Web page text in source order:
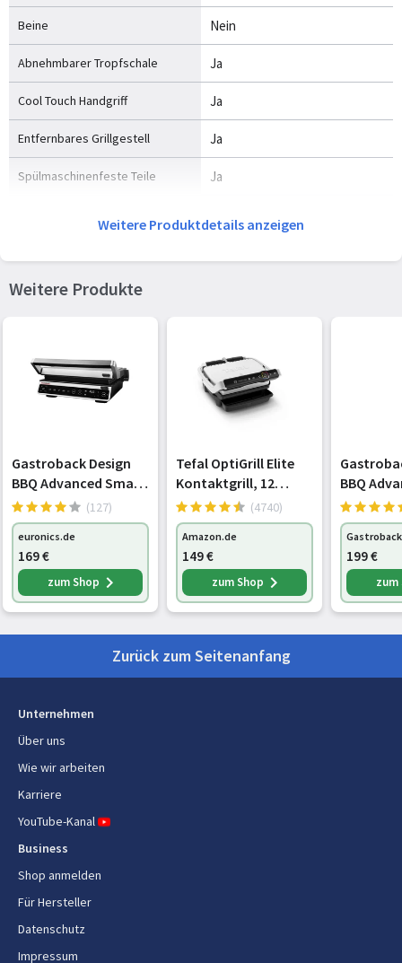
Beine Nein
Abnehmbarer Tropfschale Ja
Cool Touch Handgriff Ja
Entfernbares Grillgestell Ja
Spülmaschinenfeste Teile Ja
Beleuchteter An-/Aus-Schalter
Anzeigelicht Ja
Einbaufähigkeit Nein
Verpackungsdaten
Verpackungsbreite 210 mm
Verpackungstiefe 383 mm
Verpackungshöhe 388 mm
Paketgewicht 5,5 kg
Weitere Produktdetails anzeigen
Weitere Produkte
Gastroback Design
BBQ Advanced Smart
Kontaktgrill
edelstahl/schwarz
(127)
euronics.de
169€
zum Shop
Tefal OptiGrill Elite
Kontaktgrill, 12
automatische
elektrische
Grillprogramme,
Digitales Display mit
Garstufenanzeige,
abnehmbare Platten,
(4740)
Amazon.de
149€
zum Shop
BBQ
Control
199€
Zurück zum Seitenanfang
Unternehmen
Über uns
Wie wir arbeiten
Karriere
YouTube-Kanal
Business
Shop anmelden
Für Hersteller
Datenschutz
Impressum